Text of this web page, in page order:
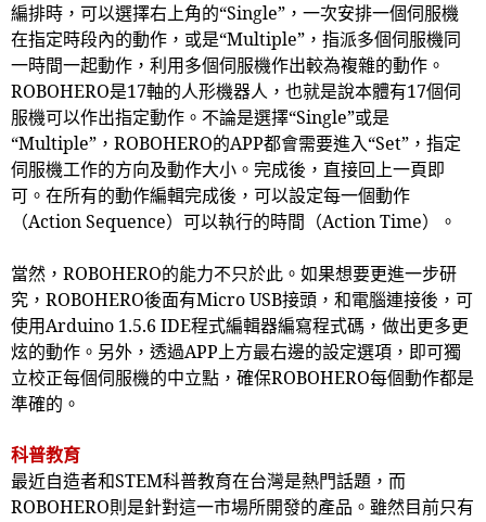
編排時，可以選擇右上角的“Single”，一次安排一個伺服機
在指定時段內的動作，或是“Multiple”，指派多個伺服機同
一時間一起動作，利用多個伺服機作出較為複雜的動作。
ROBOHERO是17軸的人形機器人，也就是說本體有17個伺
服機可以作出指定動作。不論是選擇“Single”或是
“Multiple”， ROBOHERO的APP都會需要進入“Set”，指定
伺服機工作的方向及動作大小。完成後，直接回上一頁即
可。在所有的動作編輯完成後，可以設定每一個動作
（Action Sequence）可以執行的時間（Action Time）。
當然， ROBOHERO的能力不只於此。如果想要更進一步研
究， ROBOHERO後面有Micro USB接頭，和電腦連接後，可
使用Arduino 1.5.6 IDE程式編輯器編寫程式碼，做出更多更
炫的動作。另外，透過APP上方最右邊的設定選項，即可獨
立校正每個伺服機的中立點，確保ROBOHERO每個動作都是
準確的。
科普教育
最近自造者和STEM科普教育在台灣是熱門話題，而
ROBOHERO則是針對這一市場所開發的產品。雖然目前只有